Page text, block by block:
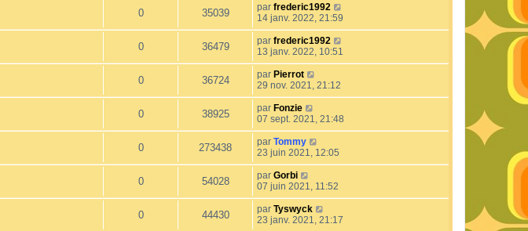
0 35039 par frederic1992
14 janv. 2022, 21:59
0 36479 par frederic1992
13 janv. 2022, 10:51
0 36724 par Pierrot
29 nov. 2021, 21:12
0 38925 par Fonzie
07 sept. 2021, 21:48
0 273438 par Tommy
23 juin 2021, 12:05
0 54028 par Gorbi
07 juin 2021, 11:52
0 44430 par Tyswyck
23 janv. 2021, 21:17